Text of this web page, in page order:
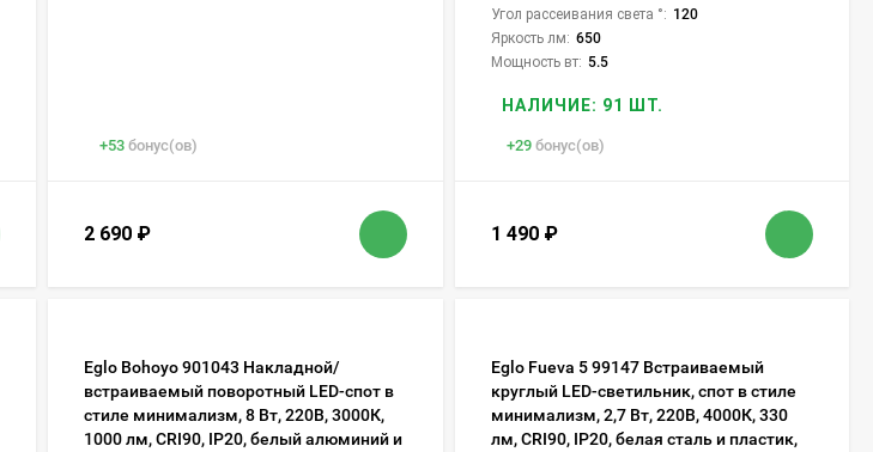
+53 бонус(ов)
2 690 ₽
Угол рассеивания света °: 120
Яркость лм: 650
Мощность вт: 5.5
НАЛИЧИЕ: 91 ШТ.
+29 бонус(ов)
1 490 ₽
Eglo Bohoyo 901043 Накладной/
встраиваемый поворотный LED-спот в
стиле минимализм, 8 Вт, 220В, 3000К,
1000 лм, CRI90, IP20, белый алюминий и
Eglo Fueva 5 99147 Встраиваемый
круглый LED-светильник, спот в стиле
минимализм, 2,7 Вт, 220В, 4000К, 330
лм, CRI90, IP20, белая сталь и пластик,